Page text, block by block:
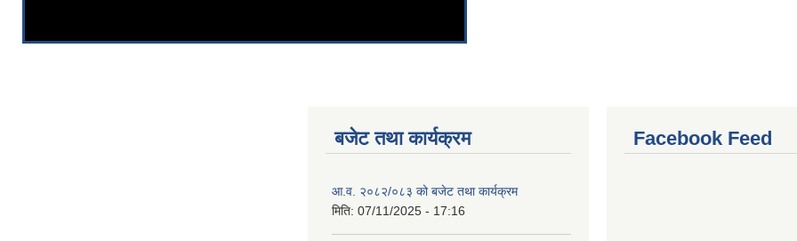
बजेट तथा कार्यक्रम
आ.व. २०८२/०८३ को बजेट तथा कार्यक्रम
मिति: 07/11/2025 - 17:16
Facebook Feed